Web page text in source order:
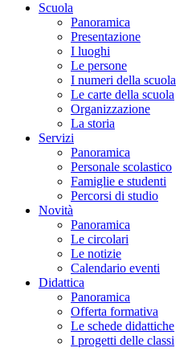
Scuola
Panoramica
Presentazione
I luoghi
Le persone
I numeri della scuola
Le carte della scuola
Organizzazione
La storia
Servizi
Panoramica
Personale scolastico
Famiglie e studenti
Percorsi di studio
Novità
Panoramica
Le circolari
Le notizie
Calendario eventi
Didattica
Panoramica
Offerta formativa
Le schede didattiche
I progetti delle classi